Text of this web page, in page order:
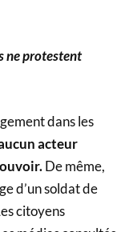
ne protestent
dans les
acteur
De même,
d’un soldat de
citoyens